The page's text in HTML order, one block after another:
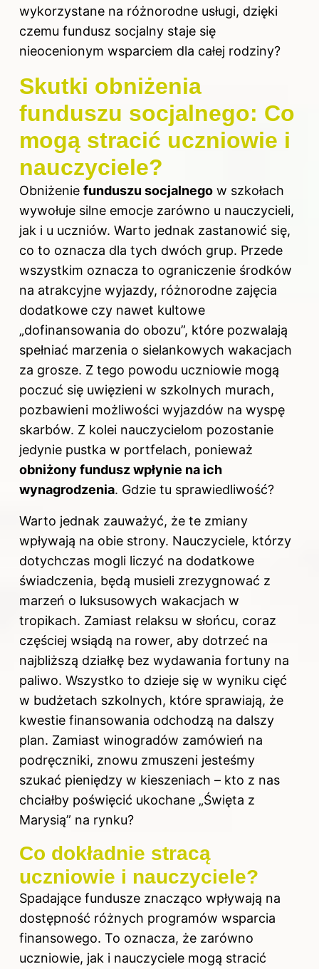
wykorzystane na różnorodne usługi, dzięki
czemu fundusz socjalny staje się
nieocenionym wsparciem dla całej rodziny?
Skutki obniżenia
funduszu socjalnego: Co
mogą stracić uczniowie i
nauczyciele?
Obniżenie funduszu socjalnego w szkołach
wywołuje silne emocje zarówno u nauczycieli,
jak i u uczniów. Warto jednak zastanowić się,
co to oznacza dla tych dwóch grup. Przede
wszystkim oznacza to ograniczenie środków
na atrakcyjne wyjazdy, różnorodne zajęcia
dodatkowe czy nawet kultowe
„dofinansowania do obozu”, które pozwalają
spełniać marzenia o sielankowych wakacjach
za grosze. Z tego powodu uczniowie mogą
poczuć się uwięzieni w szkolnych murach,
pozbawieni możliwości wyjazdów na wyspę
skarbów. Z kolei nauczycielom pozostanie
jedynie pustka w portfelach, ponieważ
obniżony fundusz wpłynie na ich
wynagrodzenia. Gdzie tu sprawiedliwość?
Warto jednak zauważyć, że te zmiany
wpływają na obie strony. Nauczyciele, którzy
dotychczas mogli liczyć na dodatkowe
świadczenia, będą musieli zrezygnować z
marzeń o luksusowych wakacjach w
tropikach. Zamiast relaksu w słońcu, coraz
częściej wsiądą na rower, aby dotrzeć na
najbliższą działkę bez wydawania fortuny na
paliwo. Wszystko to dzieje się w wyniku cięć
w budżetach szkolnych, które sprawiają, że
kwestie finansowania odchodzą na dalszy
plan. Zamiast winogradów zamówień na
podręczniki, znowu zmuszeni jesteśmy
szukać pieniędzy w kieszeniach – kto z nas
chciałby poświęcić ukochane „Święta z
Marysią” na rynku?
Co dokładnie stracą
uczniowie i nauczyciele?
Spadające fundusze znacząco wpływają na
dostępność różnych programów wsparcia
finansowego. To oznacza, że zarówno
uczniowie, jak i nauczyciele mogą stracić